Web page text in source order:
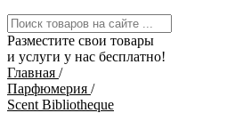
Разместите свои товары
и услуги у нас бесплатно!
Главная /
Парфюмерия /
Scent Bibliotheque